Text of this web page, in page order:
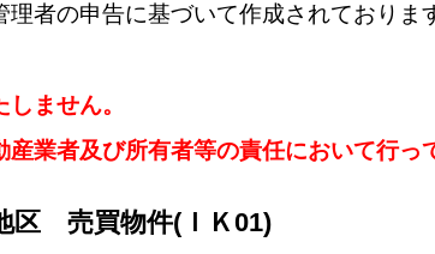
理者の申告に基づいて作成されており
ません。
業者及び所有者等の責任において行っ
区 売買物件(ＩＫ01)